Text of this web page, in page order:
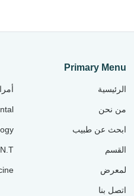
Primary Menu
الرئيسية
من نحن
ابحث عن طبيب
القسم
لمعرض
اتصل بنا